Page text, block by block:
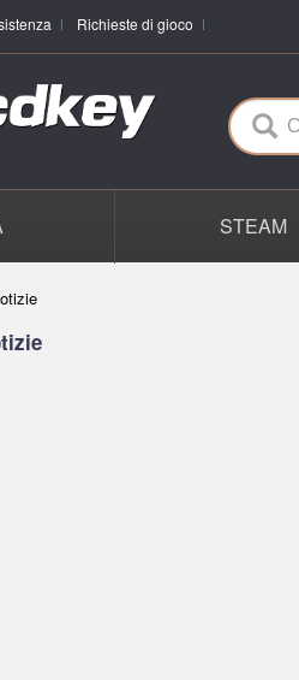
Richieste di gioco
STEAM